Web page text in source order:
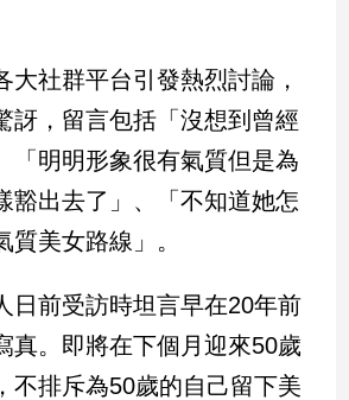
大社群平台引發熱烈討論，
訝，留言包括「沒想到曾經
「明明形象很有氣質但是為
豁出去了」、「不知道她怎
質美女路線」。
日前受訪時坦言早在20年前
真。即將在下個月迎來50歲
不排斥為50歲的自己留下美